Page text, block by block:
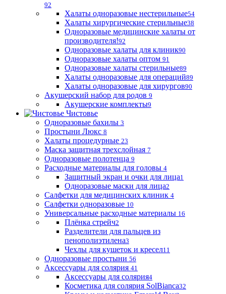
92
Халаты одноразовые нестерильные54
Халаты хирургические стерильные38
Одноразовые медицинские халаты от
производителя!92
Одноразовые халаты для клиник90
Одноразовые халаты оптом 91
Одноразовые халаты стерильные89
Халаты одноразовые для операций89
Халаты одноразовые для хирургов90
Акушерский набор для родов 9
Акушерские комплекты9
Чистовье
Одноразовые бахилы 3
Простыни Люкс 8
Халаты процедурные 23
Маска защитная трехслойная 7
Одноразовые полотенца 9
Расходные материалы для головы 4
Защитный экран и очки для лица1
Одноразовые маски для лица2
Салфетки для медицинских клиник 4
Салфетки одноразовые 10
Универсальные расходные материалы 16
Плёнка стрейч2
Разделители для пальцев из
пенополиэтилена3
Чехлы для кушеток и кресел11
Одноразовые простыни 56
Аксессуары для солярия 41
Аксессуары для солярия4
Косметика для солярия SolBianca32